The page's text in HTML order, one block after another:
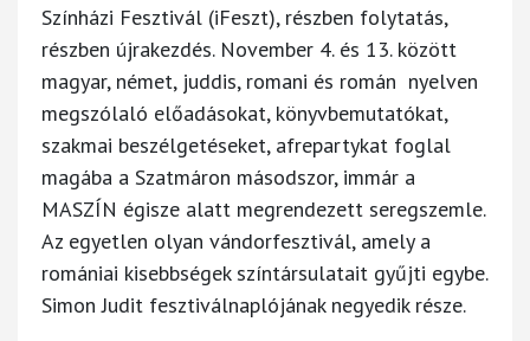
Színházi Fesztivál (iFeszt), részben folytatás,
részben újrakezdés. November 4. és 13. között
magyar, német, juddis, romani és román nyelven
megszólaló előadásokat, könyvbemutatókat,
szakmai beszélgetéseket, afrepartykat foglal
magába a Szatmáron másodszor, immár a
MASZÍN égisze alatt megrendezett seregszemle.
Az egyetlen olyan vándorfesztivál, amely a
romániai kisebbségek színtársulatait gyűjti egybe.
Simon Judit fesztiválnaplójának negyedik része.